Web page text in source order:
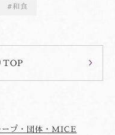
和食
TOP
ープ・団体・MICE